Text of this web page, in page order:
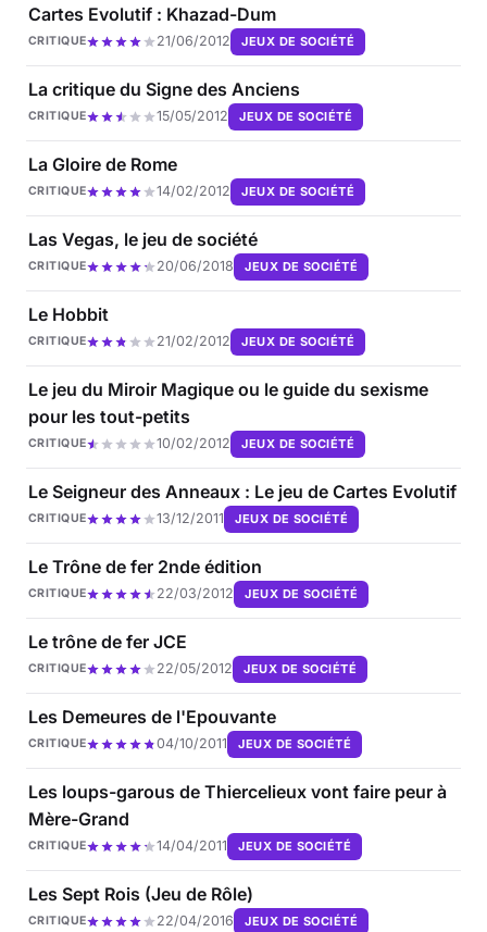
Cartes Evolutif : Khazad-Dum
CRITIQUE 21/06/2012 JEUX DE SOCIÉTÉ
La critique du Signe des Anciens
CRITIQUE 15/05/2012 JEUX DE SOCIÉTÉ
La Gloire de Rome
CRITIQUE 14/02/2012 JEUX DE SOCIÉTÉ
Las Vegas, le jeu de société
CRITIQUE 20/06/2018 JEUX DE SOCIÉTÉ
Le Hobbit
CRITIQUE 21/02/2012 JEUX DE SOCIÉTÉ
Le jeu du Miroir Magique ou le guide du sexisme
pour les tout-petits
CRITIQUE 10/02/2012 JEUX DE SOCIÉTÉ
Le Seigneur des Anneaux : Le jeu de Cartes Evolutif
CRITIQUE 13/12/2011 JEUX DE SOCIÉTÉ
Le Trône de fer 2nde édition
CRITIQUE 22/03/2012 JEUX DE SOCIÉTÉ
Le trône de fer JCE
CRITIQUE 22/05/2012 JEUX DE SOCIÉTÉ
Les Demeures de l'Epouvante
CRITIQUE 04/10/2011 JEUX DE SOCIÉTÉ
Les loups-garous de Thiercelieux vont faire peur à
Mère-Grand
CRITIQUE 14/04/2011 JEUX DE SOCIÉTÉ
Les Sept Rois (Jeu de Rôle)
CRITIQUE 22/04/2016 JEUX DE SOCIÉTÉ